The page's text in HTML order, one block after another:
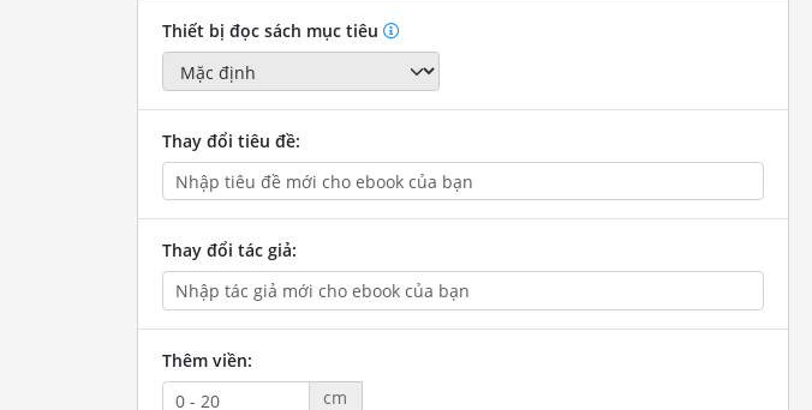
Thiết bị đọc sách mục tiêu
Thay đổi tiêu đề:
Thay đổi tác giả:
Thêm viền:
cm